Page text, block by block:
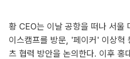
황 CEO는 이날 공항을 떠나 서울
이스캠프를 방문, '페이커' 이상혁
츠 협력 방안을 논의한다. 이후 홍